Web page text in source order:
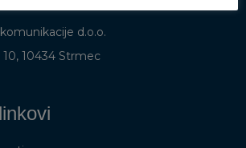
d.o.o.
10434 Strmec